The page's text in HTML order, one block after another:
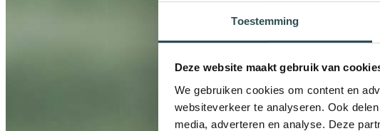
Toestemming
Deze website maakt gebruik van
We gebruiken cookies om content en
websiteverkeer te analyseren. Ook
media, adverteren en analyse. Deze